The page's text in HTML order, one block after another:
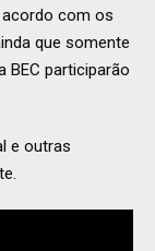
com os
que somente
BEC participarão
e outras